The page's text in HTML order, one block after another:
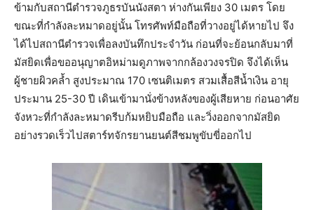
ข้ามกับสถานีตำรวจภูธรบันนังสตา ห่างกันเพียง 30 เมตร โดย
ขณะที่กำลังละหมาดอยู่นั้น โทรศัพท์มือถือที่วางอยู่ได้หายไป จึง
ได้ไปสถานีตำรวจเพื่อลงบันทึกประจำวัน ก่อนที่จะย้อนกลับมาที่
มัสยิดเพื่อขออนุญาตอิหม่ามดูภาพจากกล้องวงจรปิด จึงได้เห็น
ผู้ชายผิวคล้ำ สูงประมาณ 170 เซนติเมตร สวมเสื้อสีน้ำเงิน อายุ
ประมาน 25-30 ปี เดินเข้ามานั่งข้างหลังของผู้เสียหาย ก่อนอาศัย
จังหวะที่กำลังละหมาดรีบก้มหยิบมือถือ และวิ่งออกจากมัสยิด
อย่างรวดเร็วไปสตาร์ทจักรยานยนต์สีชมพูขับขี่ออกไป